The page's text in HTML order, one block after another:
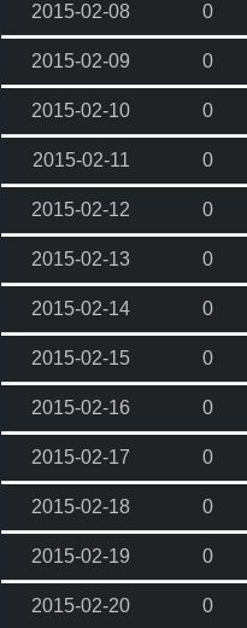
2015-02-08 0
2015-02-09 0
2015-02-10 0
2015-02-11 0
2015-02-12 0
2015-02-13 0
2015-02-14 0
2015-02-15 0
2015-02-16 0
2015-02-17 0
2015-02-18 0
2015-02-19 0
2015-02-20 0